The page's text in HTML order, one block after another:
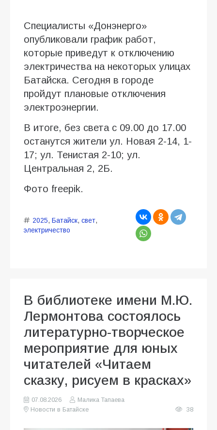
Специалисты «Донэнерго»
опубликовали график работ,
которые приведут к отключению
электричества на некоторых улицах
Батайска. Сегодня в городе
пройдут плановые отключения
электроэнергии.
В итоге, без света с 09.00 до 17.00
останутся жители ул. Новая 2-14, 1-
17; ул. Тенистая 2-10; ул.
Центральная 2, 2Б.
Фото freepik.
2025, Батайск, свет,
электричество
В библиотеке имени М.Ю.
Лермонтова состоялось
литературно-творческое
мероприятие для юных
читателей «Читаем
сказку, рисуем в красках»
07.08.2026
Малика Тапаева
Новости в Батайске
38